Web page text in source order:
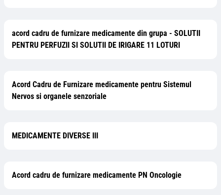
acord cadru de furnizare medicamente din grupa - SOLUTII
PENTRU PERFUZII SI SOLUTII DE IRIGARE 11 LOTURI
Acord Cadru de Furnizare medicamente pentru Sistemul
Nervos si organele senzoriale
MEDICAMENTE DIVERSE III
Acord cadru de furnizare medicamente PN Oncologie